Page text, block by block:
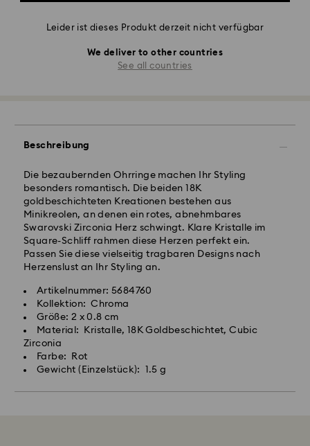
Leider ist dieses Produkt derzeit nicht verfügbar
We deliver to other countries
See all countries
Beschreibung
Die bezaubernden Ohrringe machen Ihr Styling
besonders romantisch. Die beiden 18K
goldbeschichteten Kreationen bestehen aus
Minikreolen, an denen ein rotes, abnehmbares
Swarovski Zirconia Herz schwingt. Klare Kristalle im
Square-Schliff rahmen diese Herzen perfekt ein.
Passen Sie diese vielseitig tragbaren Designs nach
Herzenslust an Ihr Styling an.
Artikelnummer: 5684760
Kollektion: Chroma
Größe: 2 x 0.8 cm
Material: Kristalle, 18K Goldbeschichtet, Cubic
Zirconia
Farbe: Rot
Gewicht (Einzelstück): 1.5 g